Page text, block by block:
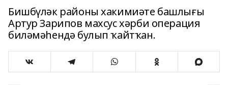
Бишбүләк районы хакимиәте башлығы
Артур Зарипов махсус хәрби операция
биләмәһендә булып ҡайтҡан.